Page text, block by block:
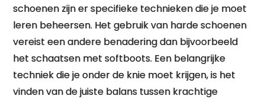
schoenen zijn er specifieke technieken die je moet
leren beheersen. Het gebruik van harde schoenen
vereist een andere benadering dan bijvoorbeeld
het schaatsen met softboots. Een belangrijke
techniek die je onder de knie moet krijgen, is het
vinden van de juiste balans tussen krachtige